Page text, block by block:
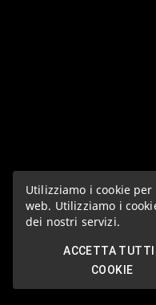
Utilizziamo i cookie
web. Utilizziamo i
dei nostri servizi.
ACCETTA TUTTI I
COOKIE